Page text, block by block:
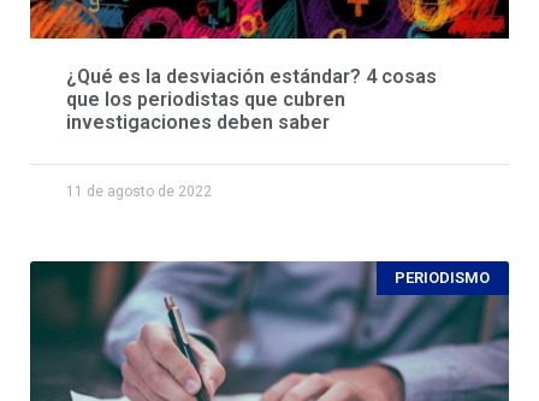
¿Qué es la desviación estándar? 4 cosas
que los periodistas que cubren
investigaciones deben saber
11 de agosto de 2022
PERIODISMO